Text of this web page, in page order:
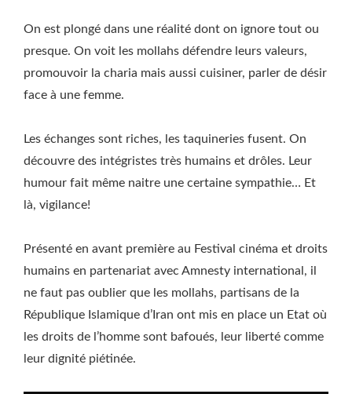
On est plongé dans une réalité dont on ignore tout ou
presque. On voit les mollahs défendre leurs valeurs,
promouvoir la charia mais aussi cuisiner, parler de désir
face à une femme.
Les échanges sont riches, les taquineries fusent. On
découvre des intégristes très humains et drôles. Leur
humour fait même naitre une certaine sympathie… Et
là, vigilance!
Présenté en avant première au Festival cinéma et droits
humains en partenariat avec Amnesty international, il
ne faut pas oublier que les mollahs, partisans de la
République Islamique d’Iran ont mis en place un Etat où
les droits de l’homme sont bafoués, leur liberté comme
leur dignité piétinée.